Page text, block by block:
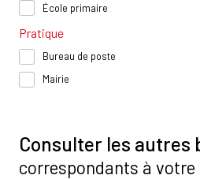
École primaire
Pratique
Bureau de poste
Mairie
Consulter les autres
correspondants à votre